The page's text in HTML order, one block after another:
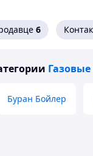
6
Буран Бойлер